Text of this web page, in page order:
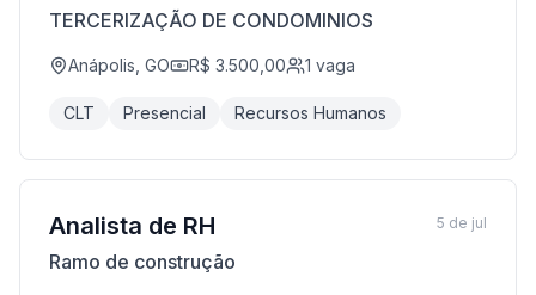
TERCERIZAÇÃO DE CONDOMINIOS
Anápolis, GO R$ 3.500,00 1 vaga
CLT Presencial Recursos Humanos
Analista de RH
Ramo de construção
5 de jul